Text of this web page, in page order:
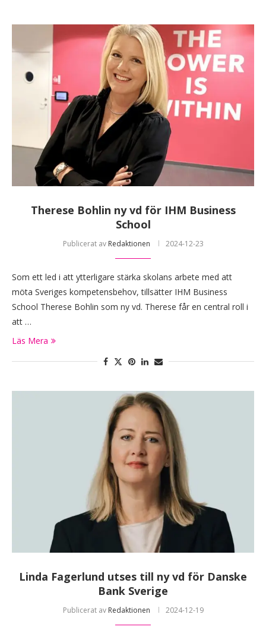
Therese Bohlin ny vd för IHM Business
School
Publicerat av Redaktionen 2024-12-23
Som ett led i att ytterligare stärka skolans arbete med att
möta Sveriges kompetensbehov, tillsätter IHM Business
School Therese Bohlin som ny vd. Therese får en central roll i
att …
Läs Mera
Linda Fagerlund utses till ny vd för Danske
Bank Sverige
Publicerat av Redaktionen 2024-12-19